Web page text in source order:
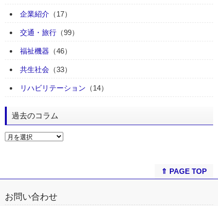
企業紹介 （17）
交通・旅行 （99）
福祉機器 （46）
共生社会 （33）
リハビリテーション （14）
過去のコラム
⇑ PAGE TOP
お問い合わせ